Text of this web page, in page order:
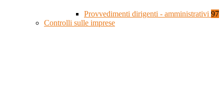
Provvedimenti dirigenti - amministrativi 97
Controlli sulle imprese